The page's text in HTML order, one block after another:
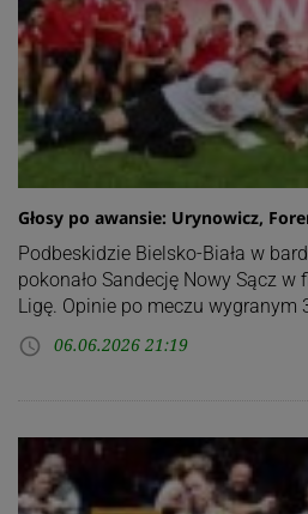
Głosy po awansie: Urynowicz,
Podbeskidzie Bielsko-Biała w
pokonało Sandecję Nowy Sącz w
Ligę. Opinie po meczu wygranym
access_time 06.06.2026 21:19